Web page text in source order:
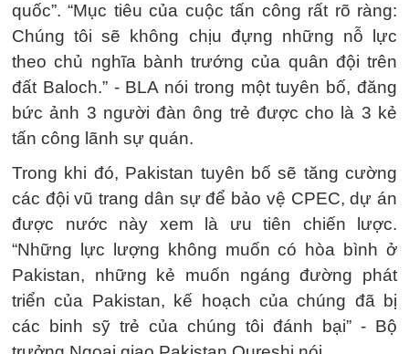
quốc”. “Mục tiêu của cuộc tấn công rất rõ ràng:
Chúng tôi sẽ không chịu đựng những nỗ lực
theo chủ nghĩa bành trướng của quân đội trên
đất Baloch.” - BLA nói trong một tuyên bố, đăng
bức ảnh 3 người đàn ông trẻ được cho là 3 kẻ
tấn công lãnh sự quán.
Trong khi đó, Pakistan tuyên bố sẽ tăng cường
các đội vũ trang dân sự để bảo vệ CPEC, dự án
được nước này xem là ưu tiên chiến lược.
“Những lực lượng không muốn có hòa bình ở
Pakistan, những kẻ muốn ngáng đường phát
triển của Pakistan, kế hoạch của chúng đã bị
các binh sỹ trẻ của chúng tôi đánh bại” - Bộ